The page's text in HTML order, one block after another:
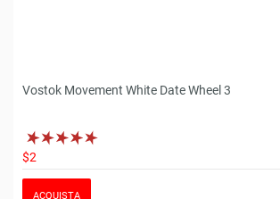
Vostok Movement White Date Wheel 3
$2
ACQUISTA